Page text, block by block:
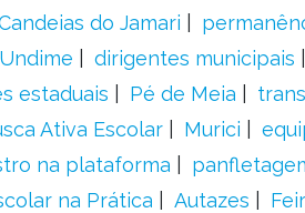
do Jamari
dirigentes municipais
estaduais
Pé de Meia
Ativa Escolar
Murici
na plataforma
na Prática
Autazes